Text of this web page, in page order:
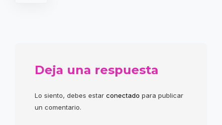
Deja una respuesta
Lo siento, debes estar conectado para publicar
un comentario.